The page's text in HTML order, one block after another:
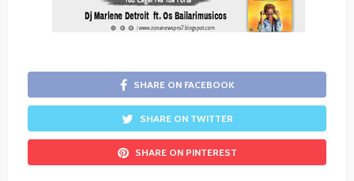
SHARE ON FACEBOOK
SHARE ON TWITTER
SHARE ON PINTEREST